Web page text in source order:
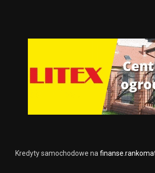
Kredyty samochodowe na